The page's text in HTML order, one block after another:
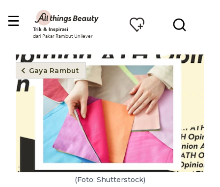
Trik & Inspirasi
dari Pakar Rambut Unilever
Gaya Rambut
(Foto: Shutterstock)